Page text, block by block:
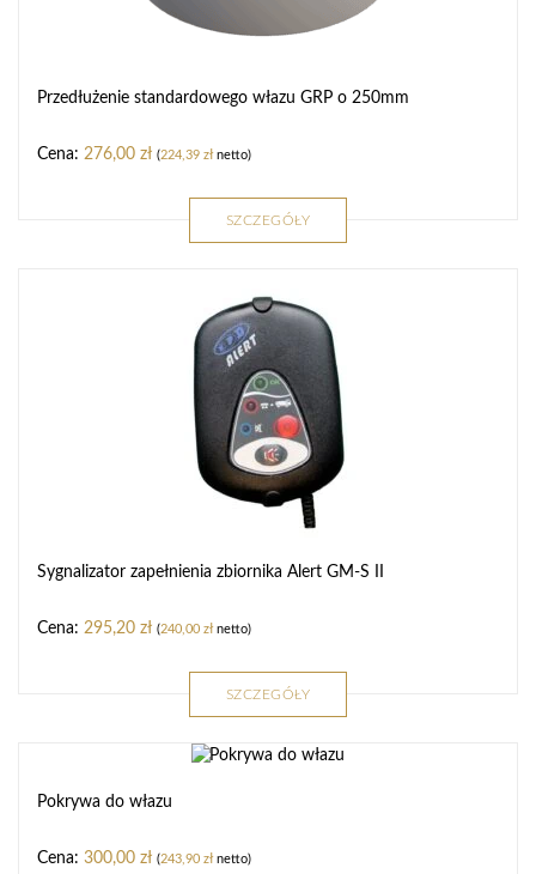
Przedłużenie standardowego włazu GRP o 250mm
276,00 zł (224,39 złnetto)
SZCZEGÓŁY
Sygnalizator zapełnienia zbiornika Alert GM-S II
295,20 zł (240,00 złnetto)
SZCZEGÓŁY
Pokrywa do włazu
300,00 zł (243,90 złnetto)